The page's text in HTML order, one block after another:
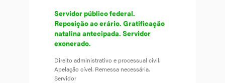
Servidor público federal.
Reposição ao erário. Gratificação
natalina antecipada. Servidor
exonerado.
Direito administrativo e processual civil.
Apelação cível. Remessa necessária.
Servidor